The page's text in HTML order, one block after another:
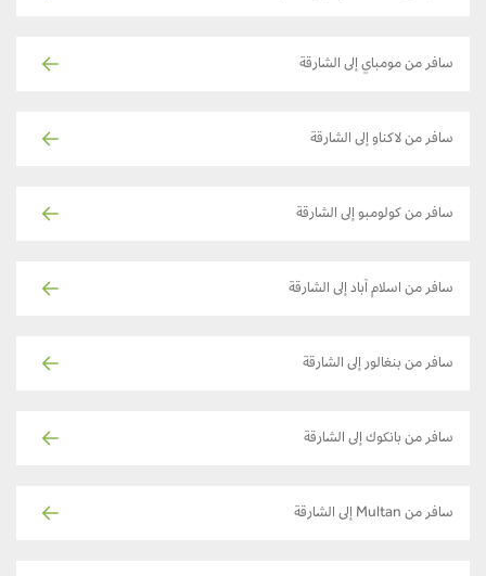
سافر من مومباي إلى الشارقة
سافر من لاكناو إلى الشارقة
سافر من كولومبو إلى الشارقة
سافر من اسلام آباد إلى الشارقة
سافر من بنغالور إلى الشارقة
سافر من بانكوك إلى الشارقة
سافر من Multan إلى الشارقة